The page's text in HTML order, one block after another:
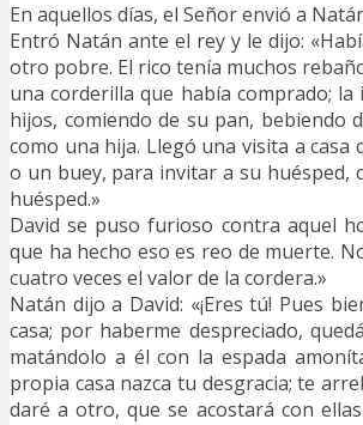
En aquellos días, el Señor envió a
Entró Natán ante el rey y le dijo:
otro pobre. El rico tenía muchos
una corderilla que había comprado;
hijos, comiendo de su pan, bebiendo
como una hija. Llegó una visita a
o un buey, para invitar a su huésped,
huésped.»
David se puso furioso contra aquel
que ha hecho eso es reo de muerte.
cuatro veces el valor de la cordera.»
Natán dijo a David: «¡Eres tú! Pues
casa; por haberme despreciado,
matándolo a él con la espada
propia casa nazca tu desgracia; te
daré a otro, que se acostará con